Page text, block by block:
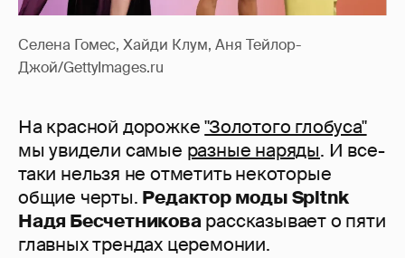
Селена Гомес, Хайди Клум, Аня Тейлор-
Джой/GettyImages.ru
На красной дорожке"Золотого глобуса"
мы увидели самые разные наряды. И все-
таки нельзя не отметить некоторые
общие черты. Редактор моды Spltnk
Надя Бесчетниковарассказывает о пяти
главных трендах церемонии.